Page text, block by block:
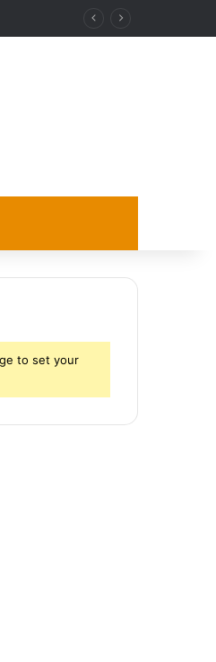
to set your